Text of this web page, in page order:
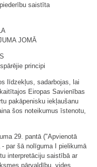
saistīta
JOMĀ
principi
līdzekļus, sadarbojas, lai
Eiropas Savienības
pakāpenisku iekļaušanu
šos noteikumus īstenotu,
29. pantā ("Apvienotā
par šā nolīguma I pielikumā
interpretāciju saistībā ar
pārvaldību, vides